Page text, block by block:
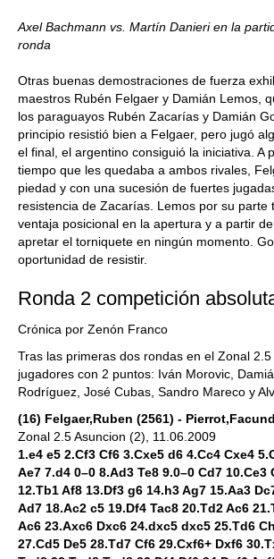
Axel Bachmann vs. Martín Danieri en la
ronda
Otras buenas demostraciones de fuerza
maestros Rubén Felgaer y Damián Lemos,
los paraguayos Rubén Zacarías y Damián
principio resistió bien a Felgaer, pero jugó
el final, el argentino consiguió la iniciativa. A
tiempo que les quedaba a ambos rivales,
piedad y con una sucesión de fuertes
resistencia de Zacarías. Lemos por su parte
ventaja posicional en la apertura y a partir
apretar el torniquete en ningún momento.
oportunidad de resistir.
Ronda 2 competición
Crónica por Zenón Franco
Tras las primeras dos rondas en el Zonal
jugadores con 2 puntos: Iván Morovic,
Rodríguez, José Cubas, Sandro Mareco y
(16) Felgaer,Ruben (2561) -
Zonal 2.5 Asuncion (2), 11.06.2009
1.e4 e5 2.Cf3 Cf6 3.Cxe5 d6 4.Cc4 Cxe4
Ae7 7.d4 0–0 8.Ad3 Te8 9.0–0 Cd7 10.Ce3
12.Tb1 Af8 13.Df3 g6 14.h3 Ag7 15.Aa3
Ad7 18.Ac2 c5 19.Df4 Tac8 20.Td2 Ac6
Ac6 23.Axc6 Dxc6 24.dxc5 dxc5 25.Td6
27.Cd5 De5 28.Td7 Cf6 29.Cxf6+ Dxf6